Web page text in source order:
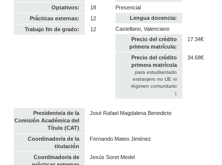
Optativos:
18
Prácticas externas:
12
Trabajo fin de grado:
12
Presencial
Lengua docencia:
Castellano, Valenciano
Precio del crédito
primera matrícula:
17.34€
Precio del crédito
primera matrícula
para estudiantado
extranjero no UE ni
régimen comunitario
:
34.68€
Presidente/a de la
Comisión Académica del
Título (CAT)
José Rafael Magdalena Benedicto
Coordinador/a de la
titulación
Fernando Mateo Jiménez
Coordinador/a de
Jesús Soret Medel